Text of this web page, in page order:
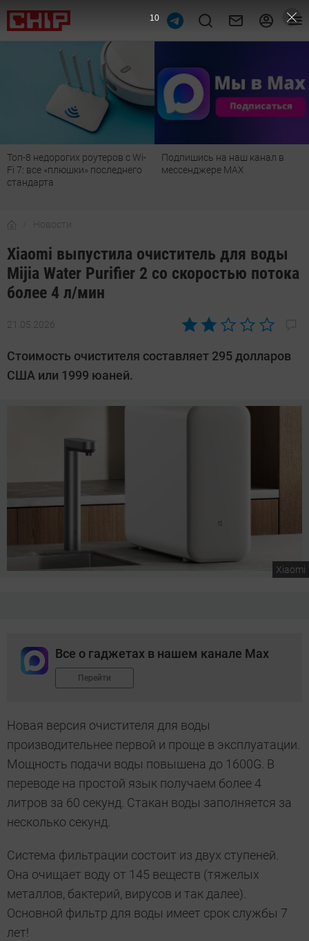
Топ-8 недорогих роутеров с Wi-
Fi 7: все «плюшки» последнего
стандарта
Подпишись на наш канал в
мессенджере МАХ
Новости
Xiaomi выпустила очиститель для воды
Mijia Water Purifier 2 со скоростью потока
более 4 л/мин
21.05.2026
Автор:
Калашников
Стоимость очистителя составляет 295 долларов
США или 1999 юаней.
Xiaomi
Все о гаджетах в нашем канале Max
Перейти
Новая версия очистителя для воды
производительнее первой и проще в эксплуатации.
Мощность подачи воды повышена до 1600G. В
переводе на простой язык получаем более 4
литров за 60 секунд. Стакан воды заполняется за
несколько секунд.
Система фильтрации состоит из двух ступеней.
Она очищает воду от 145 веществ (тяжелых
металлов, бактерий, вирусов и так далее).
Основной фильтр для воды имеет срок службы 7
лет!
9